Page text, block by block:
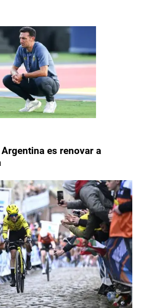
es renovar a